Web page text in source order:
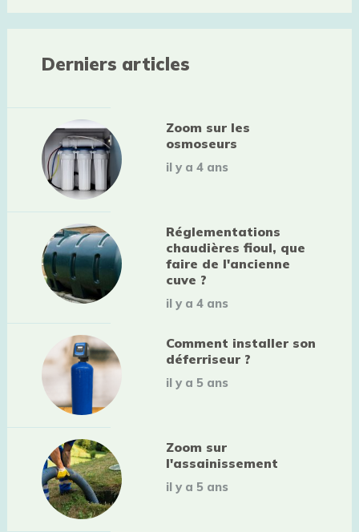
?
Derniers articles
Zoom sur les
osmoseurs
il y a 4 ans
Réglementations
chaudières fioul, que
faire de l'ancienne
cuve ?
il y a 4 ans
Comment installer son
déferriseur ?
il y a 5 ans
Zoom sur
l'assainissement
il y a 5 ans